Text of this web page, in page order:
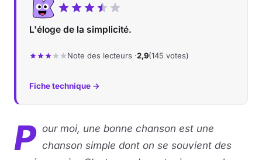
Jeux vidéo
Sortir
Sciences & Tech
L'éloge de la simplicité.
Note des lecteurs ·2,9(145 votes)
Fiche technique →
P our moi, une bonne chanson est une
chanson simple dont on se souvient des